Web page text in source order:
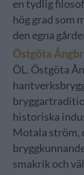
en tydlig
hög grad som
den egna
Östgöta
ÖL. Östgöta
historiska
Motala ström,
smakrik och